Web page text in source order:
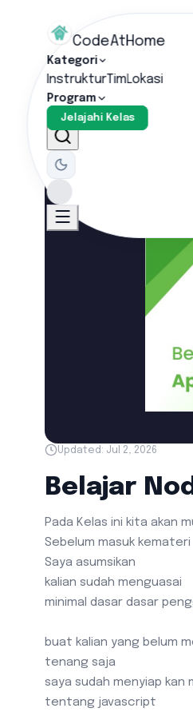
CodeAtHome
Kategori
InstrukturTimLokasi
Program
Jelajahi Kelas
Home/Belajar Node Js
Updated: Jul 2, 2026
Belajar
Pada Kelas ini kita akan
Sebelum masuk kemateri
Saya asumsikan
kalian sudah menguasai
minimal dasar dasar
buat kalian yang belum
tenang saja
saya sudah menyiap kan
tentang javascript